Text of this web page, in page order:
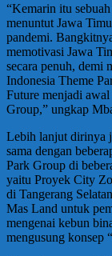
“Kemarin itu
menuntut Jawa
pandemi.
memotivasi Jawa
secara penuh, demi
Indonesia Theme
Future menjadi
Group,” ungkap
Lebih lanjut dirinya
sama dengan
Park Group di
yaitu Proyek City
di Tangerang
Mas Land untuk
mengenai kebun
mengusung konsep